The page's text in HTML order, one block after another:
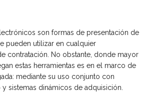
son formas de presentación de
pueden utilizar en cualquier
contratación. No obstante, donde mayor
estas herramientas es en el marco de
mediante su uso conjunto con
sistemas dinámicos de adquisición.